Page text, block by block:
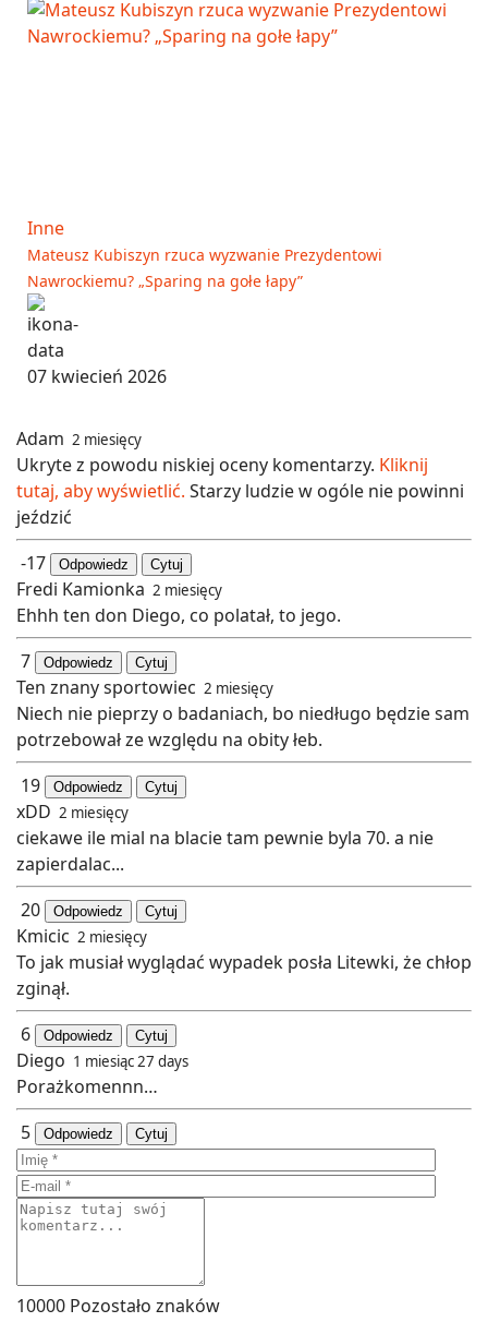
Inne
Mateusz Kubiszyn rzuca wyzwanie Prezydentowi
Nawrockiemu? „Sparing na gołe łapy”
07 kwiecień 2026
Adam 2 miesięcy
Ukryte z powodu niskiej oceny komentarzy. Kliknij
tutaj, aby wyświetlić. Starzy ludzie w ogóle nie powinni
jeździć
-17
Odpowiedz Cytuj
Fredi Kamionka 2 miesięcy
Ehhh ten don Diego, co polatał, to jego.
7
Odpowiedz Cytuj
Ten znany sportowiec 2 miesięcy
Niech nie pieprzy o badaniach, bo niedługo będzie sam
potrzebował ze względu na obity łeb.
19
Odpowiedz Cytuj
xDD 2 miesięcy
ciekawe ile mial na blacie tam pewnie byla 70. a nie
zapierdalac...
20
Odpowiedz Cytuj
Kmicic 2 miesięcy
To jak musiał wyglądać wypadek posła Litewki, że chłop
zginął.
6
Odpowiedz Cytuj
Diego 1 miesiąc 27 days
Porażkomennn…
5
Odpowiedz Cytuj
10000 Pozostało znaków